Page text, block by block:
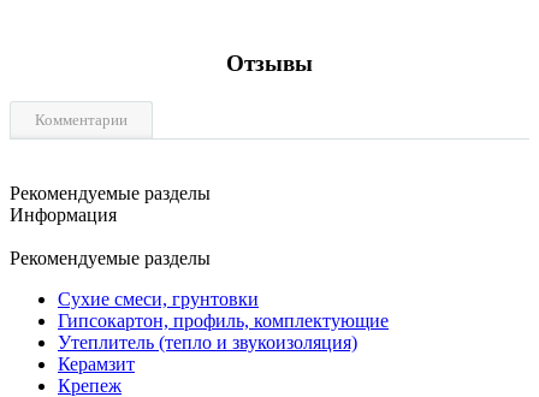
Отзывы
Комментарии
Рекомендуемые разделы
Информация
Рекомендуемые разделы
Сухие смеси, грунтовки
Гипсокартон, профиль, комплектующие
Утеплитель (тепло и звукоизоляция)
Керамзит
Крепеж